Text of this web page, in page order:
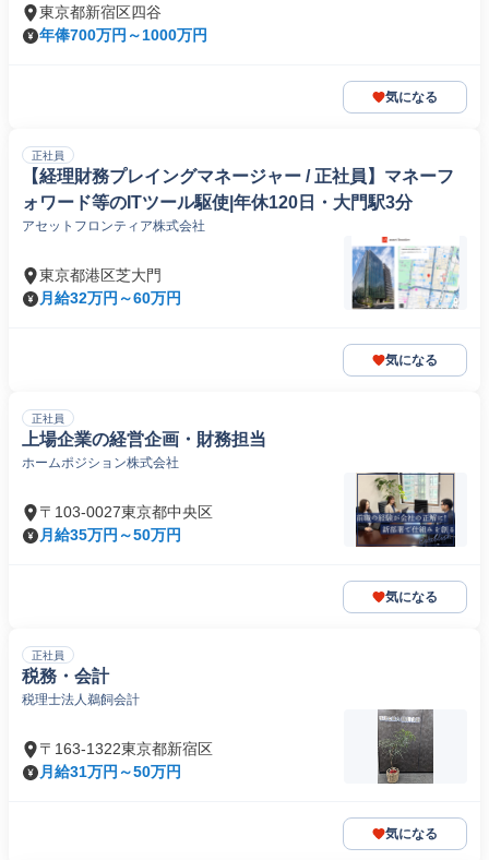
東京都新宿区四谷
年俸700万円～1000万円
気になる
正社員
【経理財務プレイングマネージャー / 正社員】マネーフ
ォワード等のITツール駆使|年休120日・大門駅3分
アセットフロンティア株式会社
東京都港区芝大門
月給32万円～60万円
気になる
正社員
上場企業の経営企画・財務担当
ホームポジション株式会社
〒103-0027東京都中央区
月給35万円～50万円
気になる
正社員
税務・会計
税理士法人鵜飼会計
〒163-1322東京都新宿区
月給31万円～50万円
気になる